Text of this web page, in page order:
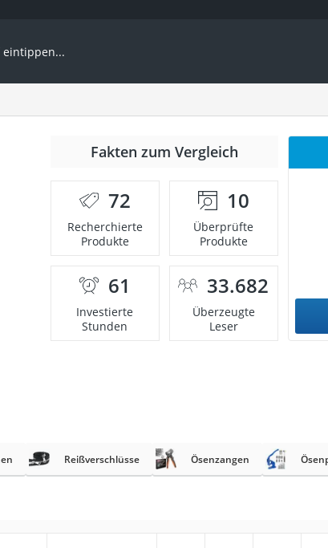
Fakten zum Vergleich
72
Recherchierte
Produkte
10
Überprüfte
Produkte
61
Investierte
Stunden
33.682
Überzeugte
Leser
Reißverschlüsse Ösenzangen